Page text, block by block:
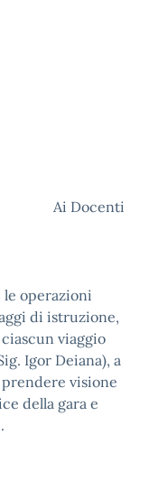
Ai Docenti
le operazioni
di istruzione,
viaggio
Igor Deiana), a
visione
della gara e